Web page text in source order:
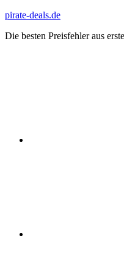
Zum
springen
pirate-deals.de
Die besten Preisfehler aus